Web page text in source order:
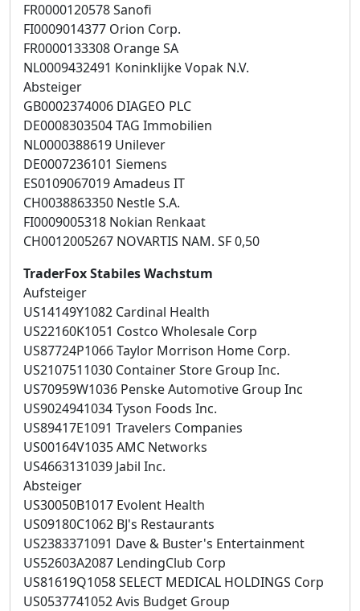
FR0000120578 Sanofi
FI0009014377 Orion Corp.
FR0000133308 Orange SA
NL0009432491 Koninklijke Vopak N.V.
Absteiger
GB0002374006 DIAGEO PLC
DE0008303504 TAG Immobilien
NL0000388619 Unilever
DE0007236101 Siemens
ES0109067019 Amadeus IT
CH0038863350 Nestle S.A.
FI0009005318 Nokian Renkaat
CH0012005267 NOVARTIS NAM. SF 0,50
TraderFox Stabiles Wachstum
Aufsteiger
US14149Y1082 Cardinal Health
US22160K1051 Costco Wholesale Corp
US87724P1066 Taylor Morrison Home Corp.
US2107511030 Container Store Group Inc.
US70959W1036 Penske Automotive Group Inc
US9024941034 Tyson Foods Inc.
US89417E1091 Travelers Companies
US00164V1035 AMC Networks
US4663131039 Jabil Inc.
Absteiger
US30050B1017 Evolent Health
US09180C1062 BJ's Restaurants
US2383371091 Dave & Buster's Entertainment
US52603A2087 LendingClub Corp
US81619Q1058 SELECT MEDICAL HOLDINGS Corp
US0537741052 Avis Budget Group